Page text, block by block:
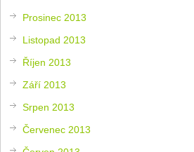
Prosinec 2013
Listopad 2013
Říjen 2013
Září 2013
Srpen 2013
Červenec 2013